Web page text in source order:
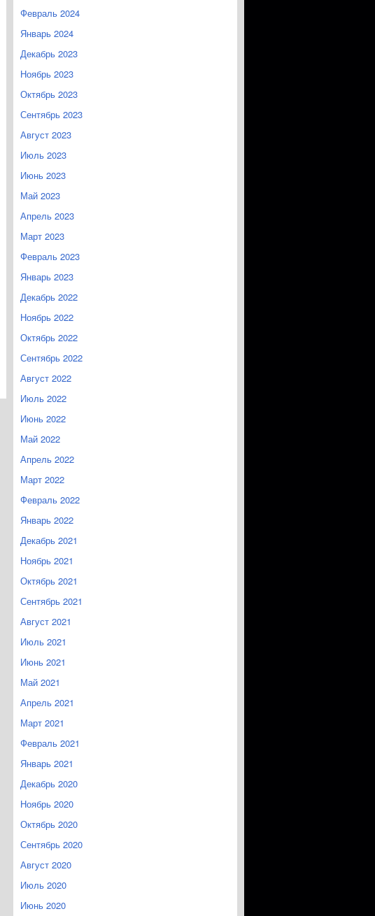
Февраль 2024
Январь 2024
Декабрь 2023
Ноябрь 2023
Октябрь 2023
Сентябрь 2023
Август 2023
Июль 2023
Июнь 2023
Май 2023
Апрель 2023
Март 2023
Февраль 2023
Январь 2023
Декабрь 2022
Ноябрь 2022
Октябрь 2022
Сентябрь 2022
Август 2022
Июль 2022
Июнь 2022
Май 2022
Апрель 2022
Март 2022
Февраль 2022
Январь 2022
Декабрь 2021
Ноябрь 2021
Октябрь 2021
Сентябрь 2021
Август 2021
Июль 2021
Июнь 2021
Май 2021
Апрель 2021
Март 2021
Февраль 2021
Январь 2021
Декабрь 2020
Ноябрь 2020
Октябрь 2020
Сентябрь 2020
Август 2020
Июль 2020
Июнь 2020